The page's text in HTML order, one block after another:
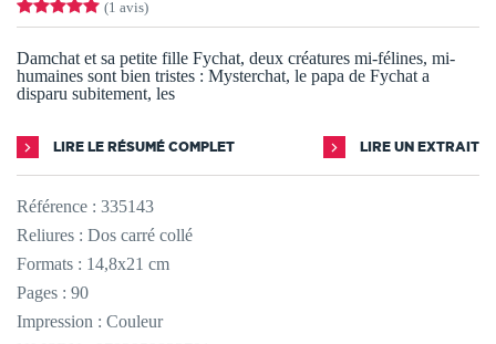
(1 avis)
Damchat et sa petite fille Fychat, deux créatures mi-félines, mi-
humaines sont bien tristes : Mysterchat, le papa de Fychat a
disparu subitement, les
LIRE LE RÉSUMÉ COMPLET LIRE UN EXTRAIT
Référence : 335143
Reliures : Dos carré collé
Formats : 14,8x21 cm
Pages : 90
Impression : Couleur